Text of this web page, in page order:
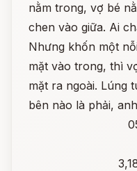
nằm trong, vợ bé
chen vào giữa. Ai
Nhưng khốn một
mặt vào trong, thì
mặt ra ngoài. Lúng
bên nào là phải,